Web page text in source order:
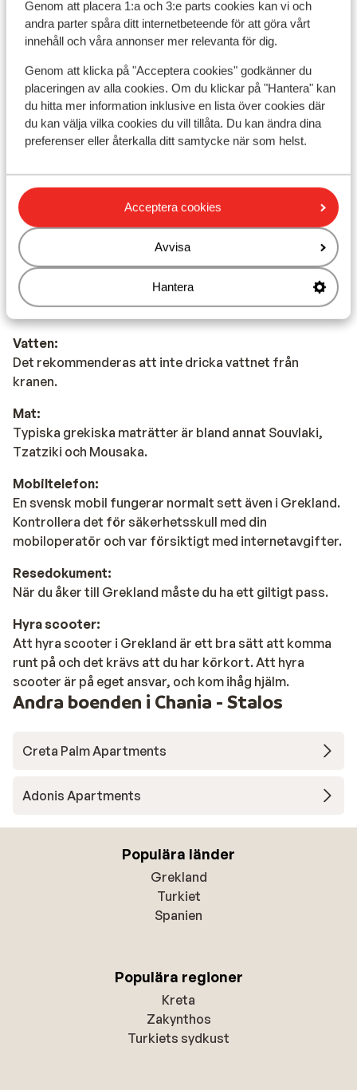
Genom att placera 1:a och 3:e parts cookies kan vi och
andra parter spåra ditt internetbeteende för att göra vårt
innehåll och våra annonser mer relevanta för dig.
Genom att klicka på "Acceptera cookies" godkänner du
placeringen av alla cookies. Om du klickar på "Hantera" kan
du hitta mer information inklusive en lista över cookies där
du kan välja vilka cookies du vill tillåta. Du kan ändra dina
preferenser eller återkalla ditt samtycke när som helst.
Acceptera cookies
Avvisa
Hantera
Huvudstad är Aten.
Tidsskillnad:
Grekland är 1 timme före Sverige.
Språk:
Det officiella språket är grekiska. Men du klarar dig på
engelska (och delvis på tyska).
Valuta:
Den officiella valutan är euro.
Dricks:
Det är normalt att ge 10 % av totalbeloppet i dricks på
barer och restauranger i Grekland.
Elektricitet:
220 Volt.
Vatten:
Det rekommenderas att inte dricka vattnet från
kranen.
Mat:
Typiska grekiska maträtter är bland annat Souvlaki,
Tzatziki och Mousaka.
Mobiltelefon:
En svensk mobil fungerar normalt sett även i Grekland.
Kontrollera det för säkerhetsskull med din
mobiloperatör och var försiktigt med internetavgifter.
Resedokument:
När du åker till Grekland måste du ha ett giltigt pass.
Hyra scooter:
Att hyra scooter i Grekland är ett bra sätt att komma
runt på och det krävs att du har körkort. Att hyra
scooter är på eget ansvar, och kom ihåg hjälm.
Andra boenden i Chania - Stalos
Creta Palm Apartments
Adonis Apartments
Populära länder
Grekland
Turkiet
Spanien
Populära regioner
Kreta
Zakynthos
Turkiets sydkust